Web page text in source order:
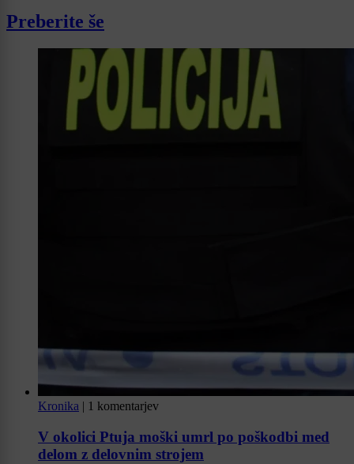
Preberite še
Kronika | 1 komentarjev
V okolici Ptuja moški umrl po poškodbi med
delom z delovnim strojem